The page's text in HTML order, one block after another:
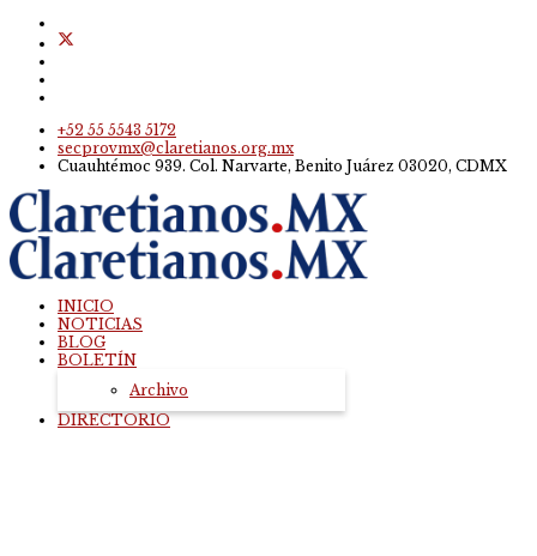
+52 55 5543 5172
secprovmx@claretianos.org.mx
Cuauhtémoc 939. Col. Narvarte, Benito Juárez 03020, CDMX
INICIO
NOTICIAS
BLOG
BOLETÍN
Archivo
DIRECTORIO